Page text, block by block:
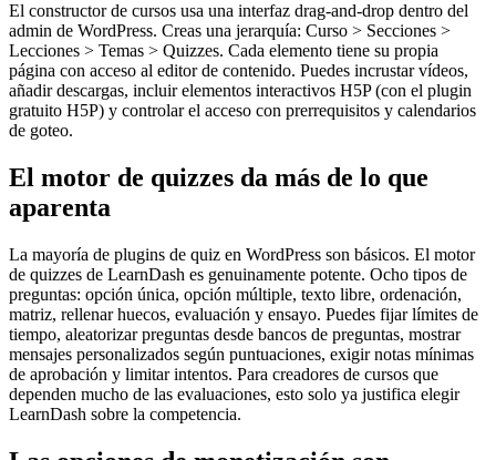
El constructor de cursos usa una interfaz drag-and-drop dentro del
admin de WordPress. Creas una jerarquía: Curso > Secciones >
Lecciones > Temas > Quizzes. Cada elemento tiene su propia
página con acceso al editor de contenido. Puedes incrustar vídeos,
añadir descargas, incluir elementos interactivos H5P (con el plugin
gratuito H5P) y controlar el acceso con prerrequisitos y calendarios
de goteo.
El motor de quizzes da más de lo que
aparenta
La mayoría de plugins de quiz en WordPress son básicos. El motor
de quizzes de LearnDash es genuinamente potente. Ocho tipos de
preguntas: opción única, opción múltiple, texto libre, ordenación,
matriz, rellenar huecos, evaluación y ensayo. Puedes fijar límites de
tiempo, aleatorizar preguntas desde bancos de preguntas, mostrar
mensajes personalizados según puntuaciones, exigir notas mínimas
de aprobación y limitar intentos. Para creadores de cursos que
dependen mucho de las evaluaciones, esto solo ya justifica elegir
LearnDash sobre la competencia.